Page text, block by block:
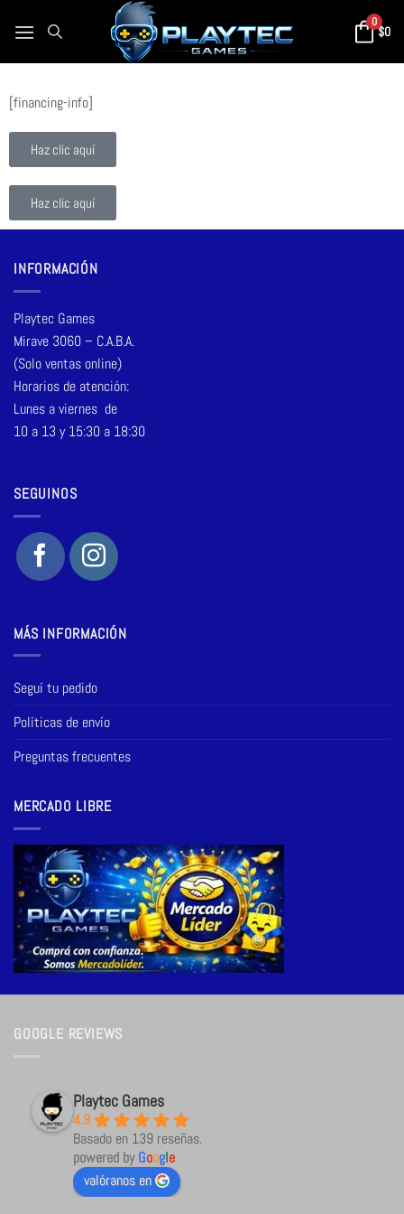
0
$0
[financing-info]
Haz clic aquí
Haz clic aquí
INFORMACIÓN
Playtec Games
Mirave 3060 – C.A.B.A.
(Solo ventas online)
Horarios de atención:
Lunes a viernes de
10 a 13 y 15:30 a 18:30
SEGUINOS
MÁS INFORMACIÓN
Seguí tu pedido
Políticas de envío
Preguntas frecuentes
MERCADO LIBRE
GOOGLE REVIEWS
Playtec Games
4.9
Basado en 139 reseñas.
powered byGoogle
valóranos en